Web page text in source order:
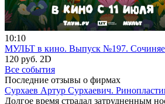
10:10
МУЛЬТ в кино. Выпуск №197.
120 руб. 2D
Все события
Последние отзывы о фирмах
Сурхаев Артур Сурхаевич.
Долгое время страдал затрудненным